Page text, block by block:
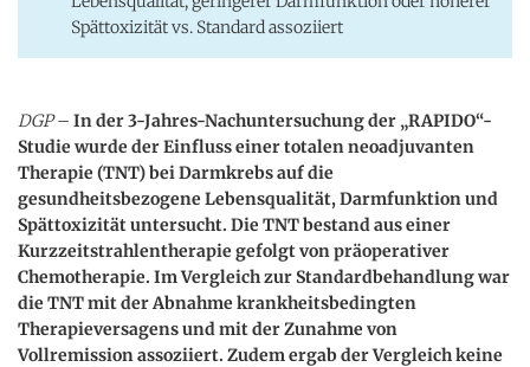
Spättoxizität vs. Standard assoziiert
DGP– In der 3-Jahres-Nachuntersuchung der „RAPIDO“-
Studie wurde der Einfluss einer totalen neoadjuvanten
Therapie (TNT) bei Darmkrebs auf die
gesundheitsbezogene Lebensqualität, Darmfunktion und
Spättoxizität untersucht. Die TNT bestand aus einer
Kurzzeitstrahlentherapie gefolgt von präoperativer
Chemotherapie. Im Vergleich zur Standardbehandlung war
die TNT mit der Abnahme krankheitsbedingten
Therapieversagens und mit der Zunahme von
Vollremission assoziiert. Zudem ergab der Vergleich keine